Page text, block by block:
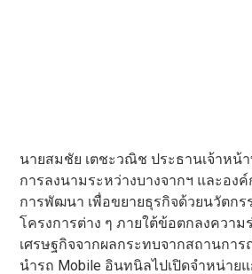
นายสมชัย เตชะวณิช ประธานเจ้าหน้
การลงนามระหว่างบางจากฯ และอ
การพัฒนา เพื่อขยายธุรกิจด้วยนวัตกร
โครงการต่าง ๆ ภายใต้ข้อตกลงควา
เศรษฐกิจจากผลกระทบจากสถานกา
นำรถ Mobile อินทนิลไปเปิดจำหน่าย